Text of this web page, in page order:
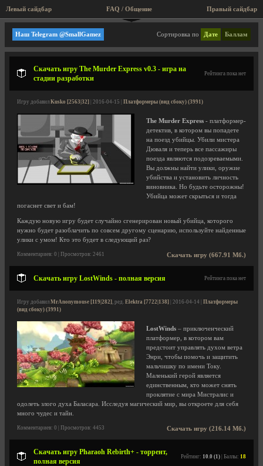
Левый сайдбар Правый сайдбар
FAQ / Общение
Я ищу, квесты, приключения
Сортировка по Дате Баллам
Наш Telegram @SmallGamez
Скачать игру The Murder Express v0.3 - игра на
стадии разработки
Рейтинга пока нет
Игру добавил Kusko [2563|32] | 2016-04-15 | Платформеры (вид сбоку) (3991)
The Murder Express - платформер-
детектив, в котором вы попадете
на поезд убийцы. Убили мистера
Дюваля и теперь все пассажиры
поезда являются подозреваемыми.
Вы должны найти улики, оружие
убийства и установить личность
виновника. Но будьте осторожны!
Убийца может скрыться и тогда
погаснет свет и бам!
Каждую новую игру будет случайно сгенерирован новый убийца, которого
нужно будет разоблачить по совсем другому сценарию, используйте найденные
улики с умом! Кто это будет в следующий раз?
Скачать игру (667.91 Мб.)
Комментариев: 0 | Просмотров: 2461
Скачать игру LostWinds - полная версия Рейтинга пока нет
Игру добавил MrAnonymouse [119|282], ред. Elektra [7722|138] | 2016-04-14 | Платформеры
(вид сбоку) (3991)
LostWinds – приключенческий
платформер, в котором вам
предстоит управлять духом ветра
Энри, чтобы помочь и защитить
мальчишку по имени Току.
Маленький герой является
единственным, кто может снять
проклятие с мира Мистралис и
одолеть злого духа Баласара. Исследуя магический мир, вы откроете для себя
много чудес и тайн.
Скачать игру (216.14 Мб.)
Комментариев: 0 | Просмотров: 4453
Скачать игру Pharaoh Rebirth+ - торрент,
полная версия
Рейтинг: 10.0 (1) | Баллы: 18